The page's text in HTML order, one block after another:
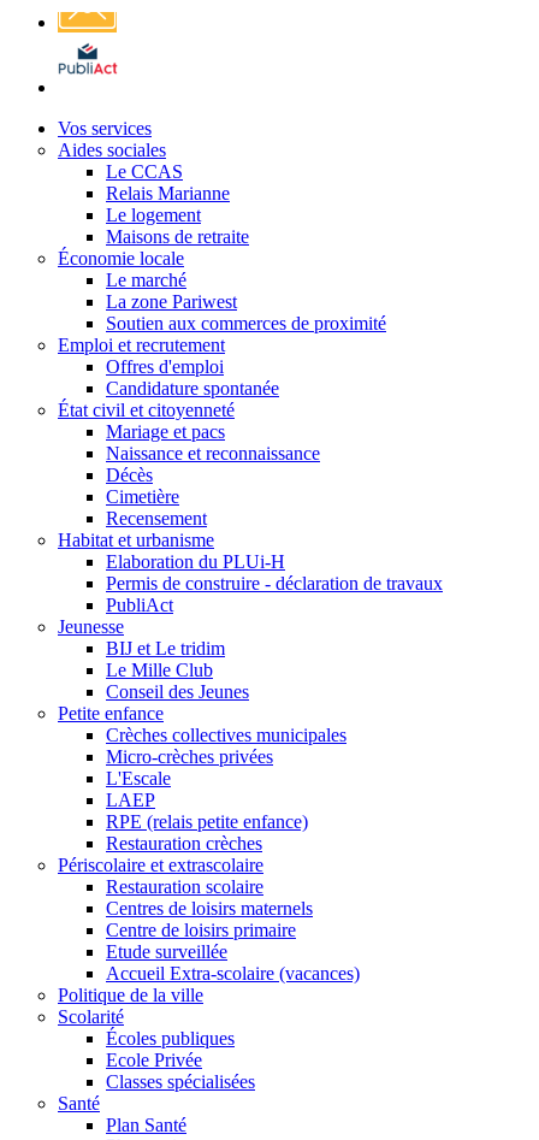
Affichage
légal
Vos services
Aides sociales
Le CCAS
Relais Marianne
Le logement
Maisons de retraite
Économie locale
Le marché
La zone Pariwest
Soutien aux commerces de proximité
Emploi et recrutement
Offres d'emploi
Candidature spontanée
État civil et citoyenneté
Mariage et pacs
Naissance et reconnaissance
Décès
Cimetière
Recensement
Habitat et urbanisme
Elaboration du PLUi-H
Permis de construire - déclaration de travaux
PubliAct
Jeunesse
BIJ et Le tridim
Le Mille Club
Conseil des Jeunes
Petite enfance
Crèches collectives municipales
Micro-crèches privées
L'Escale
LAEP
RPE (relais petite enfance)
Restauration crèches
Périscolaire et extrascolaire
Restauration scolaire
Centres de loisirs maternels
Centre de loisirs primaire
Etude surveillée
Accueil Extra-scolaire (vacances)
Politique de la ville
Scolarité
Écoles publiques
Ecole Privée
Classes spécialisées
Santé
Plan Santé